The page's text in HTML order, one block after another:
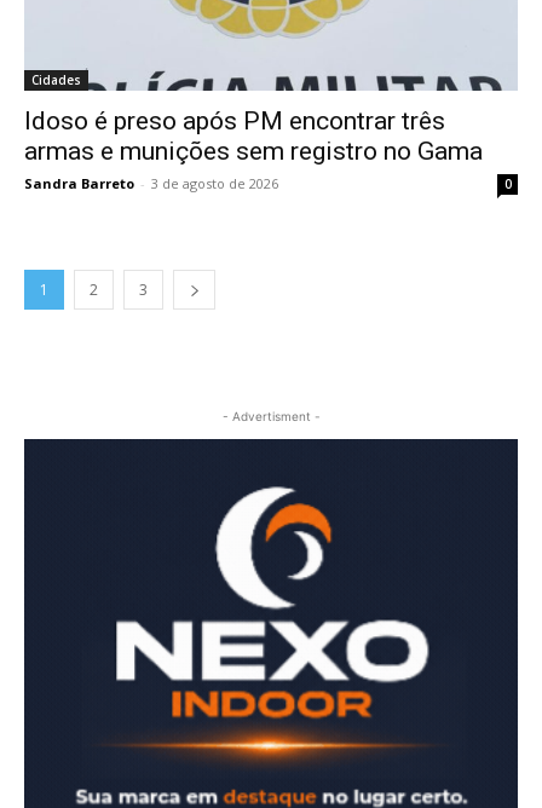
Cidades
Idoso é preso após PM encontrar três
armas e munições sem registro no Gama
Sandra Barreto - 3 de agosto de 2026 0
1 2 3
- Advertisment -